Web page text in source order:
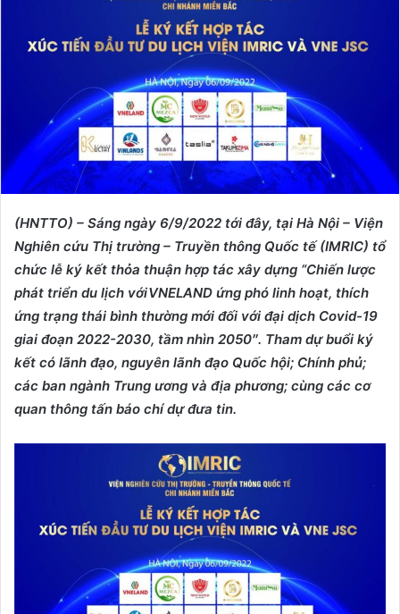
e
a
i
l
(HNTTO) – Sáng ngày 6/9/2022 tới đây, tại Hà Nội – Viện
Nghiên cứu Thị trường – Truyền thông Quốc tế (IMRIC) tổ
chức lễ ký kết thỏa thuận hợp tác xây dựng “Chiến lược
phát triển du lịch vớiVNELAND ứng phó linh hoạt, thích
ứng trạng thái bình thường mới đối với đại dịch Covid-19
giai đoạn 2022-2030, tầm nhìn 2050″. Tham dự buổi ký
kết có lãnh đạo, nguyên lãnh đạo Quốc hội; Chính phủ;
các ban ngành Trung ương và địa phương; cùng các cơ
quan thông tấn báo chí dự đưa tin.